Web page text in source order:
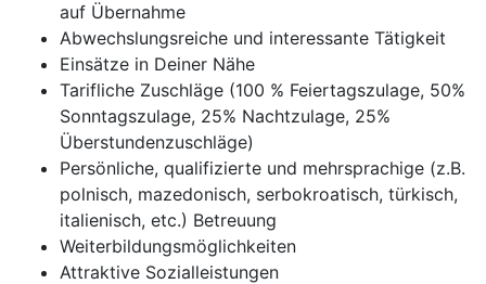
auf Übernahme
Abwechslungsreiche und interessante Tätigkeit
Einsätze in Deiner Nähe
Tarifliche Zuschläge (100 % Feiertagszulage, 50%
Sonntagszulage, 25% Nachtzulage, 25%
Überstundenzuschläge)
Persönliche, qualifizierte und mehrsprachige (z.B.
polnisch, mazedonisch, serbokroatisch, türkisch,
italienisch, etc.) Betreuung
Weiterbildungsmöglichkeiten
Attraktive Sozialleistungen